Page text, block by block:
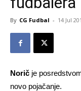
By CG Fudbal - 14 Jul
Norič je
novo pojačanje.